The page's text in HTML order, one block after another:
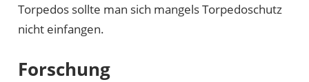
Torpedos sollte man sich mangels Torpedoschutz
nicht einfangen.
Forschung